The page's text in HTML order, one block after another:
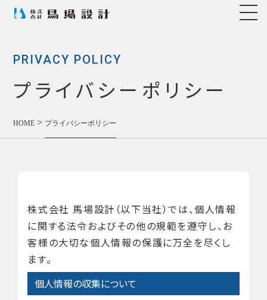
PRIVACY POLICY
プライバシーポリシー
HOME > プライバシーポリシー
株式会社 馬場設計（以下当社）では、個人情報
に関する法令およびその他の規範を遵守し、お
客様の大切な個人情報の保護に万全を尽くし
ます。
個人情報の収集について